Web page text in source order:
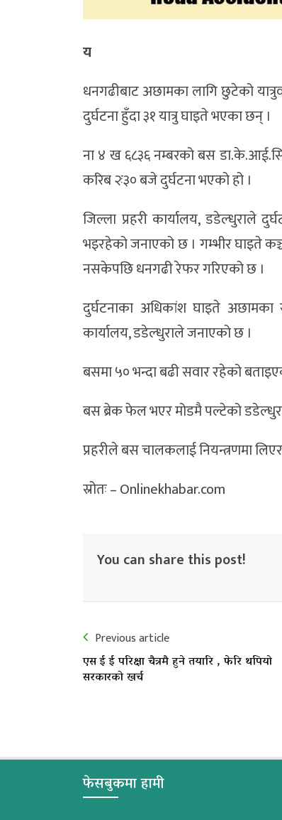
य
धनगढीबाट अछामका लागि छुटेको
दुर्घटना हुँदा ३१ यात्रु घाइते भएका छन् ।
ना ४ ख ६८३६ नम्बरको बस
करिब २ः३० बजे दुर्घटना भएको हो ।
जिल्ला प्रहरी कार्यालय, डडेल्धुराले
भइरहेको जनाएको छ । गम्भीर घाइते
नसकेपछि धनगढी रेफर गरिएको छ ।
दुर्घटनाका अधिकांश घाइते
कार्यालय, डडेल्धुराले जनाएको छ ।
बसमा ५० भन्दा बढी सवार रहेको
बस ब्रेक फेल भएर मोडमै पल्टेको
प्रहरीले बस चालकलाई नियन्त्रणमा
स्रोतः – Onlinekhabar.com
You can share this post!
Previous article
एस ई ई परिक्षा चैत्रमै हुने तयारि , फेरि थपियो
सरकारको खर्च
फेसबुकमा हामी